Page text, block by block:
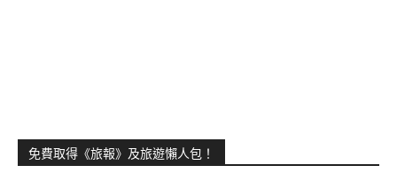
免費取得《旅報》及旅遊懶人包！